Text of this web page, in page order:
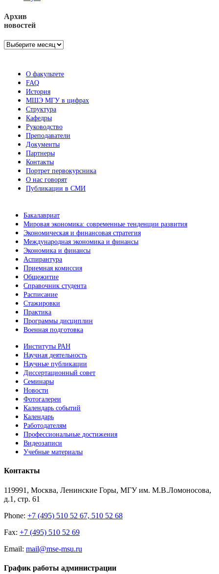
Архив
новостей
Архив
О факультете
FAQ
История
МШЭ МГУ в цифрах
Структура
Кафедры
Руководство
Преподаватели
Документы
Партнеры
Контакты
Портрет первокурсника
О нас говорят
Публикации в СМИ
Бакалавриат
Мировая экономика: современные тенденции развития
Экономическая и финансовая стратегия
Международная экономика и финансы
Экономика и финансы
Аспирантура
Приемная комиссия
Общежитие
Справочник студента
Расписание
Стажировки
Практика
Программы дисциплин
Военная подготовка
Институты РАН
Научная деятельность
Научные публикации
Диссертационный совет
Семинары
Новости
Фотогалереи
Календарь событий
Календарь
Работодателям
Профессиональные достижения
Видеозаписи
Учебные материалы
Контакты
119991, Москва, Ленинские Горы, МГУ им. М.В.Ломоносова,
д.1, стр. 61
Phone: +7 (495) 510 52 67, 510 52 68
Fax: +7 (495) 510 52 69
Email: mail@mse-msu.ru
График работы администрации